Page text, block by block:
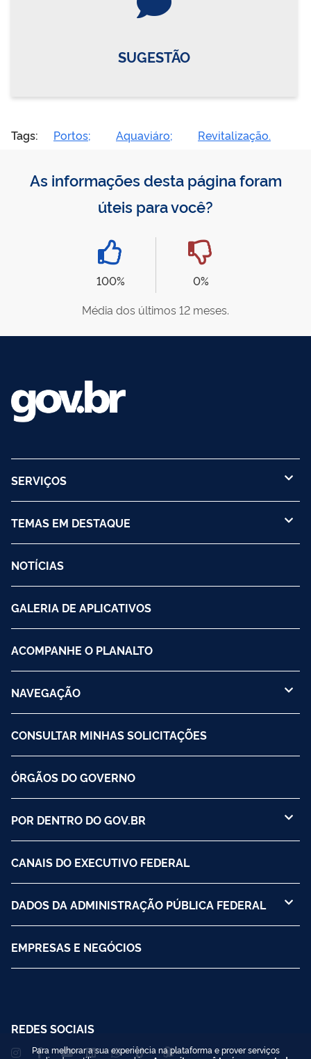
SUGESTÃO
Tags: Portos; Aquaviáro; Revitalização.
As informações desta página foram
úteis para você?
100%
0%
Média dos últimos 12 meses.
SERVIÇOS
TEMAS EM DESTAQUE
NOTÍCIAS
GALERIA DE APLICATIVOS
ACOMPANHE O PLANALTO
NAVEGAÇÃO
CONSULTAR MINHAS SOLICITAÇÕES
ÓRGÃOS DO GOVERNO
POR DENTRO DO GOV.BR
CANAIS DO EXECUTIVO FEDERAL
DADOS DA ADMINISTRAÇÃO PÚBLICA FEDERAL
EMPRESAS E NEGÓCIOS
REDES SOCIAIS
Para melhorar a sua experiência na plataforma e prover serviços